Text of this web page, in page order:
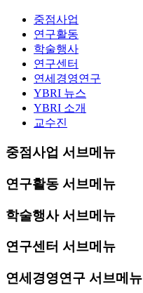
중점사업
연구활동
학술행사
연구센터
연세경영연구
YBRI 뉴스
YBRI 소개
교수진
중점사업 서브메뉴
연구활동 서브메뉴
학술행사 서브메뉴
연구센터 서브메뉴
연세경영연구 서브메뉴